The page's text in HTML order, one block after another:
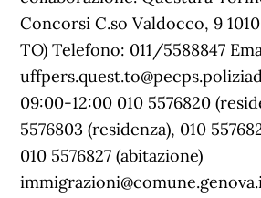
Concorsi C.so Valdocco, 9
TO) Telefono: 011/5588847
09:00-12:00 010 5576820
5576803 (residenza), 010
010 5576827 (abitazione)